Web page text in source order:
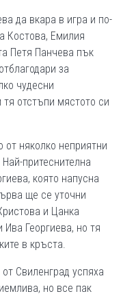
да вкара в игра и по­-
Костова, Емилия
Петя Панчева пък
за
чудесни
отстъпи мястото си
няколко неприятни
­притеснителна
която напусна
ще се уточни
и Цанка
Георгиева, но тя
в кръста.
Свиленград успяха
но все пак